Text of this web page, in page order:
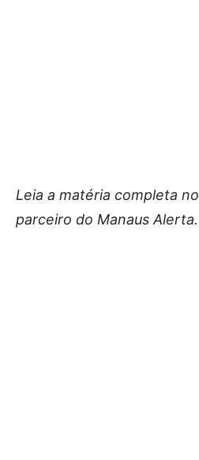
Leia a matéria completa no
parceiro do Manaus Alerta.